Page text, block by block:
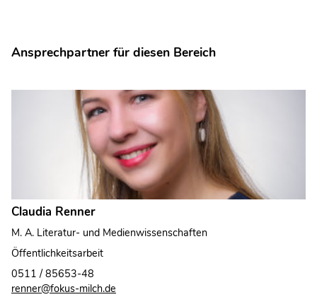
Ansprechpartner für diesen Bereich
Claudia Renner
M. A. Literatur- und Medienwissenschaften
Öffentlichkeitsarbeit
0511 / 85653-48
renner@fokus-milch.de